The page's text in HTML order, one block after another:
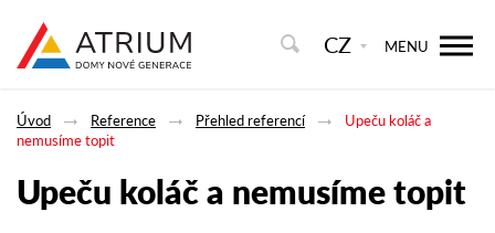
CZ MENU
Úvod Reference Přehled referencí
Upeču koláč a
nemusíme topit
Upeču koláč a nemusíme topit